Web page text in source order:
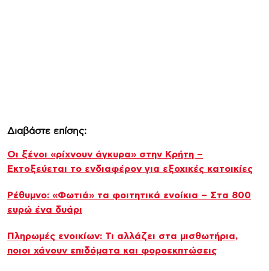
Διαβάστε επίσης:
Οι ξένοι «ρίχνουν άγκυρα» στην Κρήτη –
Εκτοξεύεται το ενδιαφέρον για εξοχικές κατοικίες
Ρέθυμνο: «Φωτιά» τα φοιτητικά ενοίκια – Στα 800
ευρώ ένα δυάρι
Πληρωμές ενοικίων: Τι αλλάζει στα μισθωτήρια,
ποιοι χάνουν επιδόματα και φοροεκπτώσεις